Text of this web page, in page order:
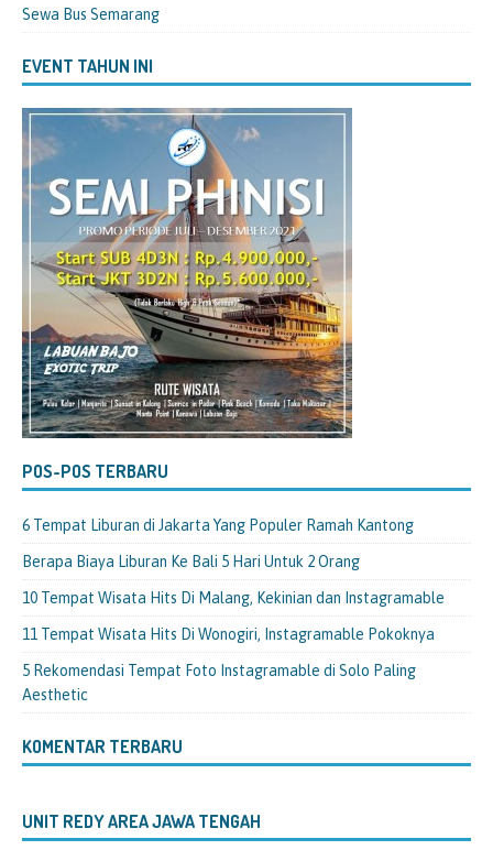
Sewa Bus Semarang
EVENT TAHUN INI
POS-POS TERBARU
6 Tempat Liburan di Jakarta Yang Populer Ramah Kantong
Berapa Biaya Liburan Ke Bali 5 Hari Untuk 2 Orang
10 Tempat Wisata Hits Di Malang, Kekinian dan Instagramable
11 Tempat Wisata Hits Di Wonogiri, Instagramable Pokoknya
5 Rekomendasi Tempat Foto Instagramable di Solo Paling
Aesthetic
KOMENTAR TERBARU
UNIT REDY AREA JAWA TENGAH